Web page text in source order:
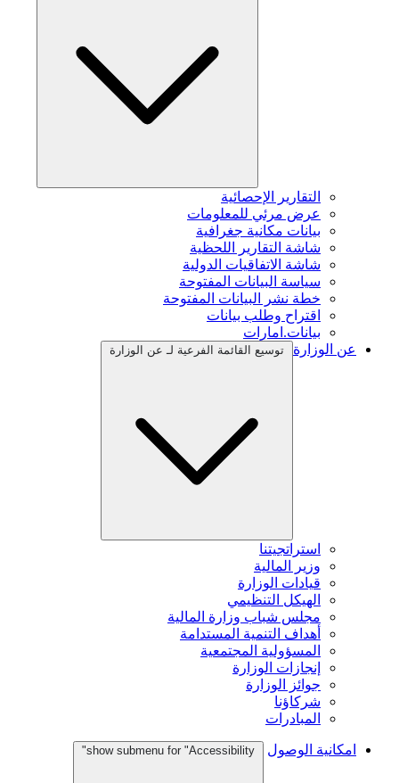
التقارير الإحصائية
عرض مرئي للمعلومات
بيانات مكانية جغرافية
شاشة التقارير اللحظية
شاشة الاتفاقيات الدولية
سياسة البيانات المفتوحة
خطة نشر البيانات المفتوحة
اقتراح وطلب بيانات
بيانات.امارات
عن الوزارة
توسيع القائمة الفرعية لـ عن الوزارة
استراتجيتنا
وزير المالية
قيادات الوزارة
الهيكل التنظيمي
مجلس شباب وزارة المالية
أهداف التنمية المستدامة
المسؤولية المجتمعية
إنجازات الوزارة
جوائز الوزارة
شركاؤنا
المبادرات
امكانية الوصول show submenu for "Accessibility"